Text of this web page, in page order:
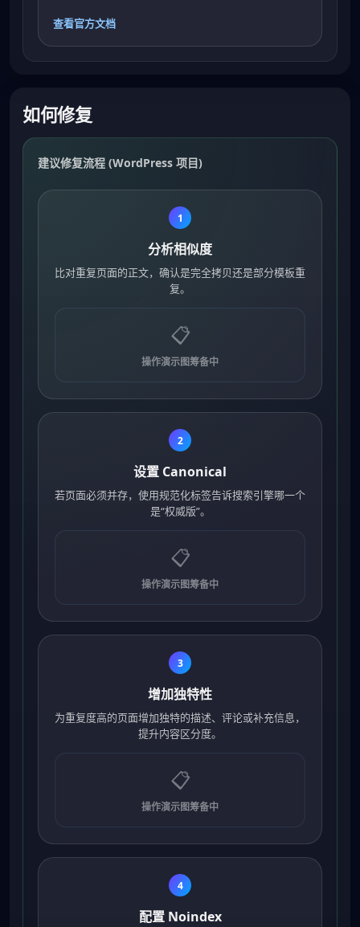
查看官方文档
如何修复
建议修复流程 (WordPress 项目)
1
分析相似度
比对重复页面的正文，确认是完全拷贝还是部分模板重
复。
📋
操作演示图筹备中
2
设置 Canonical
若页面必须并存，使用规范化标签告诉搜索引擎哪一个
是“权威版”。
📋
操作演示图筹备中
3
增加独特性
为重复度高的页面增加独特的描述、评论或补充信息，
提升内容区分度。
📋
操作演示图筹备中
4
配置 Noindex